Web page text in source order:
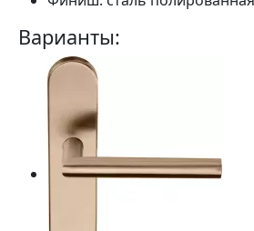
Варианты: